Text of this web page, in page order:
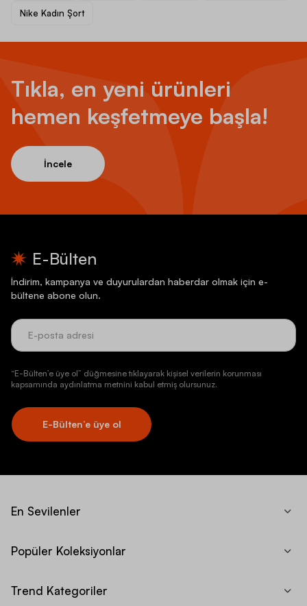
Nike Kadın Şort
Tıkla, en yeni ürünleri
hemen keşfetmeye başla!
İncele
E-Bülten
İndirim, kampanya ve duyurulardan haberdar olmak için e-
bültene abone olun.
“E-Bülten’e üye ol” düğmesine tıklayarak kişisel verilerin korunması
kapsamında aydınlatma metnini kabul etmiş olursunuz.
E-Bülten’e üye ol
En Sevilenler
Popüler Koleksiyonlar
Trend Kategoriler